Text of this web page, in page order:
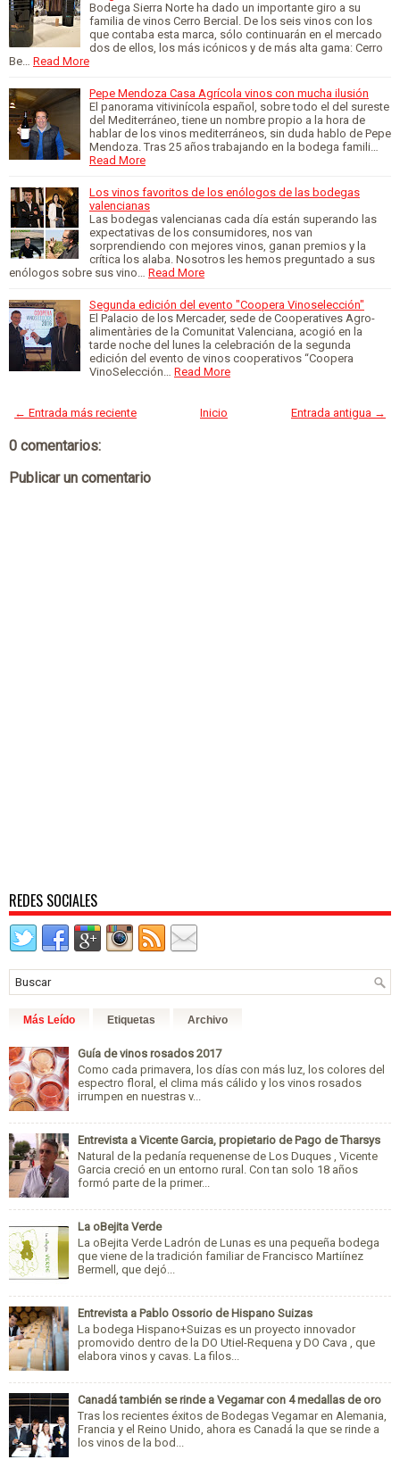
Bodega Sierra Norte ha dado un importante giro a su
familia de vinos Cerro Bercial. De los seis vinos con los
que contaba esta marca, sólo continuarán en el mercado
dos de ellos, los más icónicos y de más alta gama: Cerro
Be… Read More
Pepe Mendoza Casa Agrícola vinos con mucha ilusión
El panorama vitivinícola español, sobre todo el del sureste
del Mediterráneo, tiene un nombre propio a la hora de
hablar de los vinos mediterráneos, sin duda hablo de Pepe
Mendoza. Tras 25 años trabajando en la bodega famili…
Read More
Los vinos favoritos de los enólogos de las bodegas
valencianas
Las bodegas valencianas cada día están superando las
expectativas de los consumidores, nos van
sorprendiendo con mejores vinos, ganan premios y la
crítica los alaba. Nosotros les hemos preguntado a sus
enólogos sobre sus vino… Read More
Segunda edición del evento "Coopera Vinoselección"
El Palacio de los Mercader, sede de Cooperatives Agro-
alimentàries de la Comunitat Valenciana, acogió en la
tarde noche del lunes la celebración de la segunda
edición del evento de vinos cooperativos “Coopera
VinoSelección… Read More
← Entrada más reciente Entrada antigua →
Inicio
0 comentarios:
Publicar un comentario
REDES SOCIALES
Más Leído Etiquetas Archivo
Guía de vinos rosados 2017
Como cada primavera, los días con más luz, los colores del
espectro floral, el clima más cálido y los vinos rosados
irrumpen en nuestras v...
Entrevista a Vicente Garcia, propietario de Pago de Tharsys
Natural de la pedanía requenense de Los Duques , Vicente
Garcia creció en un entorno rural. Con tan solo 18 años
formó parte de la primer...
La oBejita Verde
La oBejita Verde Ladrón de Lunas es una pequeña bodega
que viene de la tradición familiar de Francisco Martiínez
Bermell, que dejó...
Entrevista a Pablo Ossorio de Hispano Suizas
La bodega Hispano+Suizas es un proyecto innovador
promovido dentro de la DO Utiel-Requena y DO Cava , que
elabora vinos y cavas. La filos...
Canadá también se rinde a Vegamar con 4 medallas de oro
Tras los recientes éxitos de Bodegas Vegamar en Alemania,
Francia y el Reino Unido, ahora es Canadá la que se rinde a
los vinos de la bod...